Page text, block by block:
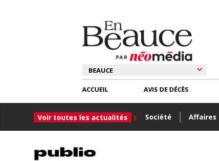
ACCUEIL
Voir toutes les actualités Société Affaires
AVIS DE DÉCÈS